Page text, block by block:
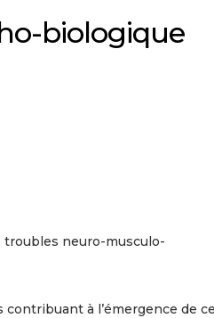
biologique
neuro-musculo-
à l’émergence de